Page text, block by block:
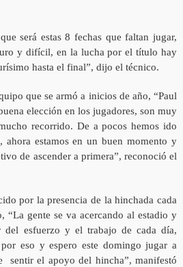
será estas 8 fechas que faltan jugar,
y difícil, en la lucha por el título hay
hasta el final”, dijo el técnico.
que se armó a inicios de año, “Paul
elección en los jugadores, son muy
recorrido. De a pocos hemos ido
ahora estamos en un buen momento y
de ascender a primera”, reconoció el
por la presencia de la hinchada cada
“La gente se va acercando al estadio y
del esfuerzo y el trabajo de cada día,
eso y espero este domingo jugar a
sentir el apoyo del hincha”, manifestó